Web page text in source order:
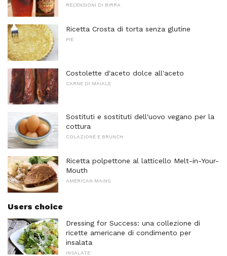
RECENSIONI DI BIRRA
Ricetta Crosta di torta senza glutine
PIE
Costolette d'aceto dolce all'aceto
CARNE DI MAIALE
Sostituti e sostituti dell'uovo vegano per la
cottura
COLAZIONE E BRUNCH
Ricetta polpettone al latticello Melt-in-Your-
Mouth
AMERICAN MAINS
Users choice
Dressing for Success: una collezione di
ricette americane di condimento per
insalata
INSALATE